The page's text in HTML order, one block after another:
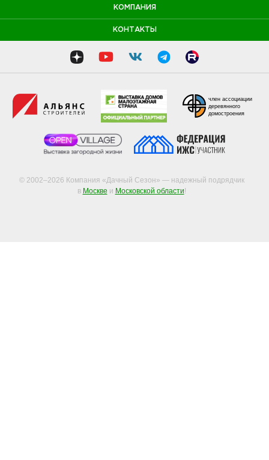
КОМПАНИЯ
КОНТАКТЫ
© 2002–2026 Компания «Дачный Сезон» — надежный подрядчик
в Москве и Московской области!
член ассоциации
деревянного
домостроения